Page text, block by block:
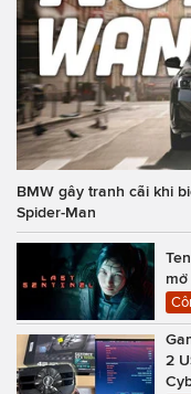
BMW gây tranh cãi khi
Spider-Man
2